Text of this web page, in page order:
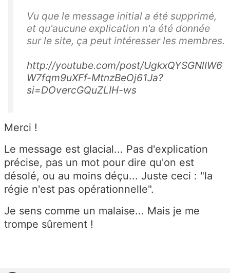
Vu que le message initial a été supprimé,
et qu'aucune explication n'a été donnée
sur le site, ça peut intéresser les membres.
http://youtube.com/post/UgkxQYSGNlIW6
W7fqm9uXFf-MtnzBeOj61Ja?
si=DOvercGQuZLIH-ws
Merci !
Le message est glacial... Pas d'explication
précise, pas un mot pour dire qu'on est
désolé, ou au moins déçu... Juste ceci : "la
régie n'est pas opérationnelle".
Je sens comme un malaise... Mais je me
trompe sûrement !